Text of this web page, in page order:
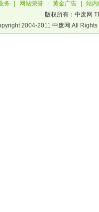
务 网站荣誉 黄金广告
站
版权所有：中废网
2004-2011 中废网.All